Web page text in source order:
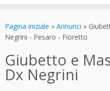
contenuto
Pagina iniziale » Annunci »
Negrini - Pesaro - Fioretto
Giubetto e
Dx Negrini